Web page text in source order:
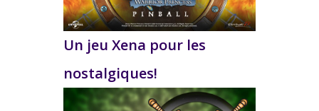
Un jeu Xena pour les
nostalgiques!